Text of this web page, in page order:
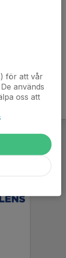
före
för att vår
används
oss att